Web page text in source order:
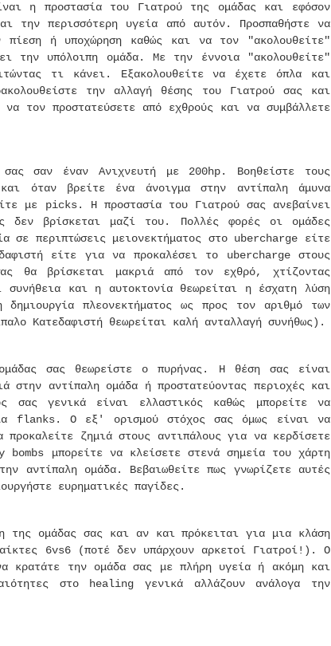
η προστασία του Γιατρού της ομάδας και εφόσον
την περισσότερη υγεία από αυτόν. Προσπαθήστε να
πίεση ή υποχώρηση καθώς και να τον "ακολουθείτε"
την υπόλοιπη ομάδα. Με την έννοια "ακολουθείτε"
τι κάνει. Εξακολουθείτε να έχετε όπλα και
την αλλαγή θέσης του Γιατρού σας και
τον προστατεύσετε από εχθρούς και να συμβάλλετε
σαν έναν Ανιχνευτή με 200hp. Βοηθείστε τους
όταν βρείτε ένα άνοιγμα στην αντίπαλη άμυνα
με picks. Η προστασία του Γιατρού σας ανεβαίνει
δεν βρίσκεται μαζί του. Πολλές φορές οι ομάδες
περιπτώσεις μειονεκτήματος στο ubercharge είτε
είτε για να προκαλέσει το ubercharge στους
θα βρίσκεται μακριά από τον εχθρό, χτίζοντας
και η αυτοκτονία θεωρείται η έσχατη λύση
πλεονεκτήματος ως προς τον αριθμό των
Κατεδαφιστή θεωρείται καλή ανταλλαγή συνήθως).
σας θεωρείστε ο πυρήνας. Η θέση σας είναι
στην αντίπαλη ομάδα ή προστατεύοντας περιοχές και
γενικά είναι ελλαστικός καθώς μπορείτε να
flanks. Ο εξ' ορισμού στόχος σας όμως είναι να
ζημιά στους αντιπάλους για να κερδίσετε
μπορείτε να κλείσετε στενά σημεία του χάρτη
αντίπαλη ομάδα. Βεβαιωθείτε πως γνωρίζετε αυτές
ευρηματικές παγίδες.
της ομάδας σας και αν και πρόκειται για μια κλάση
6vs6 (ποτέ δεν υπάρχουν αρκετοί Γιατροί!). Ο
κρατάτε την ομάδα σας με πλήρη υγεία ή ακόμη και
στο healing γενικά αλλάζουν ανάλογα την